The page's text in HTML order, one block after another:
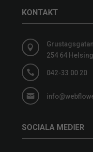
KONTAKT

254 64
 042-33 00 20

SOCIALA MEDIER